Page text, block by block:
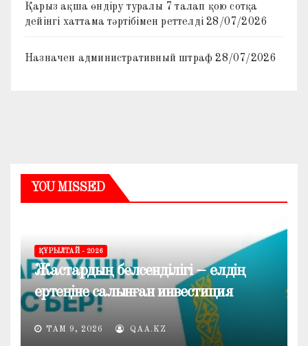
Қарыз ақша өндіру туралы 7 талап қою сотқа
дейінгі хаттама тәртібімен реттелді 28/07/2026
Назначен административный штраф 28/07/2026
YOU MISSED
ҚҰРЫЛТАЙ - 2026
Жастардың белсенділігі – елдің
ертеңіне салынған инвестиция
ТАМ 9, 2026 QAA.KZ